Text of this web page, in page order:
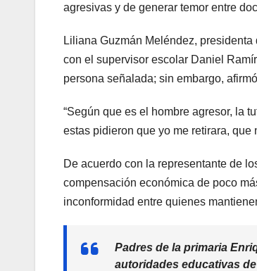
agresivas y de generar temor entre
Liliana Guzmán Meléndez,
con el supervisor escolar Daniel
persona señalada; sin embargo,
“Según que es el hombre agresor, la
estas pidieron que yo me retirara, que
De acuerdo con la representante de
compensación económica de poco
inconformidad entre quienes
Padres de la primaria
autoridades educativas